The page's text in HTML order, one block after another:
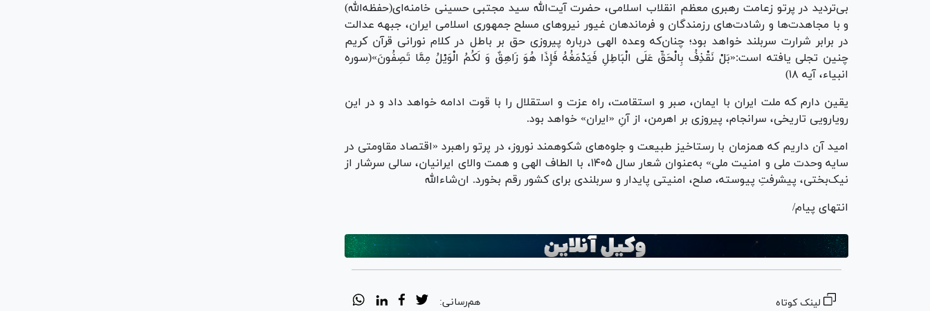
بی‌تردید در پرتو زعامت رهبری معظم انقلاب اسلامی، حضرت آیت‌الله سید مجتبی حسینی خامنه‌ای(حفظه‌الله)
و با مجاهدت‌ها و رشادت‌های رزمندگان و فرماندهان غیور نیروهای مسلح جمهوری اسلامی ایران، جبهه عدالت
در برابر شرارت سربلند خواهد بود؛ چنان‌که وعده الهی درباره پیروزی حق بر باطل در کلام نورانی قرآن کریم
چنین تجلی یافته است:«بَلْ نَقْذِفُ بِالْحَقِّ عَلَى الْبَاطِلِ فَيَدْمَغُهُ فَإِذَا هُوَ زَاهِقٌ وَ لَكُمُ الْوَيْلُ مِمَّا تَصِفُونَ»(سوره
انبیاء، آیه ۱۸)
یقین دارم که ملت ایران با ایمان، صبر و استقامت، راه عزت و استقلال را با قوت ادامه خواهد داد و در این
رویارویی تاریخی، سرانجام، پیروزی بر اهرمن، از آنِ «ایران» خواهد بود.
امید آن داریم که همزمان با رستاخیز طبیعت و جلوه‌های شکوهمند نوروز، در پرتو راهبرد «اقتصاد مقاومتی در
سایه وحدت ملی و امنیت ملی» به‌عنوان شعار سال ۱۴۰۵، با الطاف الهی و همت والای ایرانیان، سالی سرشار از
نیک‌بختی، پیشرفتِ پیوسته، صلح، امنیتی پایدار و سربلندی برای کشور رقم بخورد. ان‌شاءالله
انتهای پیام/
لینک کوتاه هم‌رسانی: